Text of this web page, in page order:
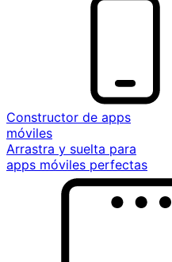
Constructor de apps
móviles
Arrastra y suelta para
apps móviles perfectas